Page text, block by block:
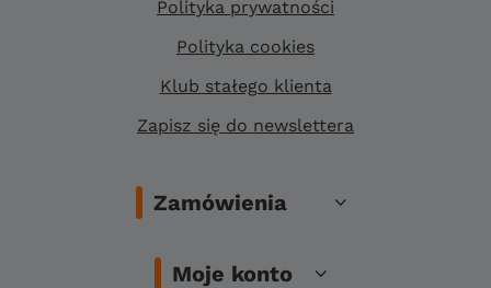
Polityka prywatności
Polityka cookies
Klub stałego klienta
Zapisz się do newslettera
Zamówienia
Moje konto